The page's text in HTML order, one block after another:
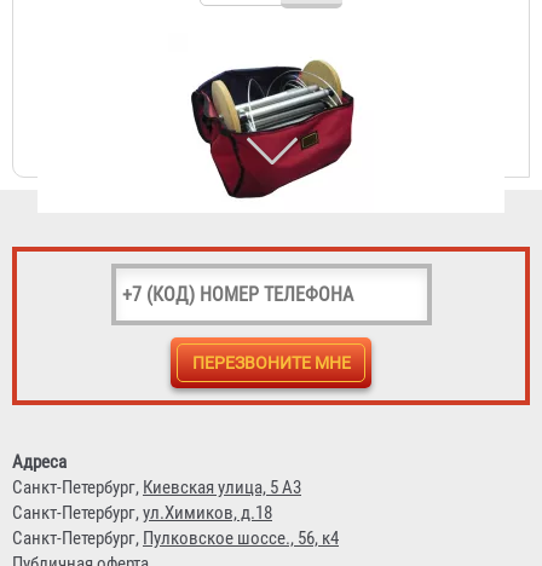
Лестница навесная спасательная пожарная ЛНСП-
Кст-15-Н "ССС-М"
63 700 ₽
42 900 ₽
Адреса
Санкт-Петербург, Киевская улица, 5 А3
Санкт-Петербург,ул.Химиков, д.18
Санкт-Петербург, Пулковское шоссе., 56, к4